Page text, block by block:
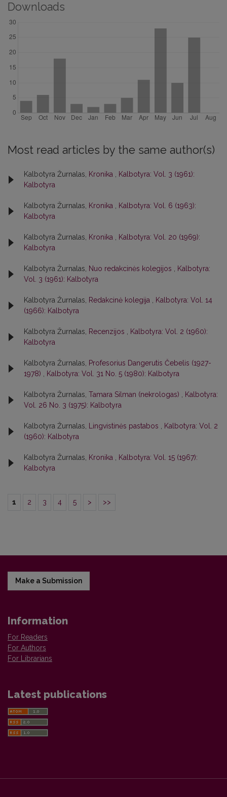
Downloads
Most read articles by the same author(s)
Kalbotyra Žurnalas, Kronika
Kalbotyra: Vol. 3 (1961):
Kalbotyra
Kalbotyra Žurnalas, Kronika
Kalbotyra: Vol. 6 (1963):
Kalbotyra
Kalbotyra Žurnalas, Kronika
Kalbotyra: Vol. 20 (1969):
Kalbotyra
Kalbotyra Žurnalas, Nuo redakcinės kolegijos
Kalbotyra:
Vol. 3 (1961): Kalbotyra
Kalbotyra Žurnalas, Redakcinė kolegija
Kalbotyra: Vol. 14
(1966): Kalbotyra
Kalbotyra Žurnalas, Recenzijos
Kalbotyra: Vol. 2 (1960):
Kalbotyra
Kalbotyra Žurnalas,
Profesorius Dangerutis Čebelis (1927-
1978)
Kalbotyra: Vol. 31 No. 5 (1980): Kalbotyra
Kalbotyra Žurnalas, Tamara Silman (nekrologas)
Kalbotyra:
Vol. 26 No. 3 (1975): Kalbotyra
Kalbotyra Žurnalas, Lingvistinės pastabos
Kalbotyra: Vol. 2
(1960): Kalbotyra
Kalbotyra Žurnalas, Kronika
Kalbotyra: Vol. 15 (1967):
Kalbotyra
1 2 3 4 5 > >>
Make a Submission
Information
For Readers
For Authors
For Librarians
Latest publications